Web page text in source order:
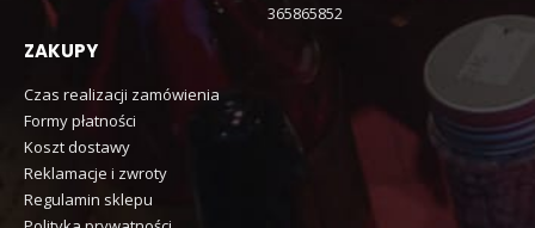
365865852
ZAKUPY
Czas realizacji zamówienia
Formy płatności
Koszt dostawy
Reklamacje i zwroty
Regulamin sklepu